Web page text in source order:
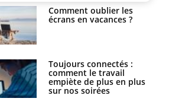
Comment oublier les
écrans en vacances ?
Toujours connectés :
comment le travail
empiète de plus en plus
sur nos soirées